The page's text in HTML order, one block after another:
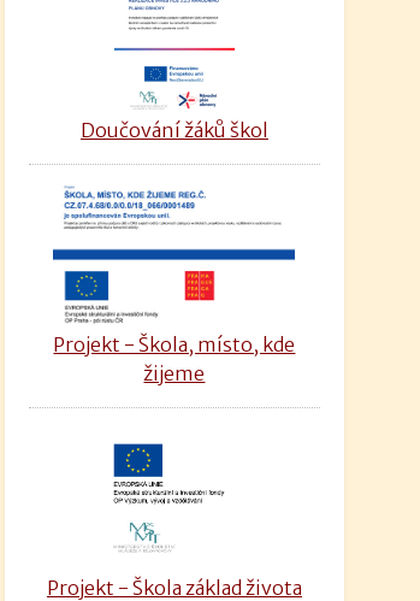
Doučování žáků škol
Projekt - Škola, místo, kde
žijeme
Projekt - Škola základ života